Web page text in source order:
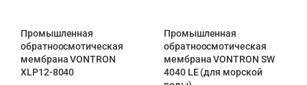
Промышленная
обратноосмотическая
мембрана VONTRON
XLP12-8040
Промышленная
обратноосмотическая
мембрана VONTRON SW
4040 LE (для морской